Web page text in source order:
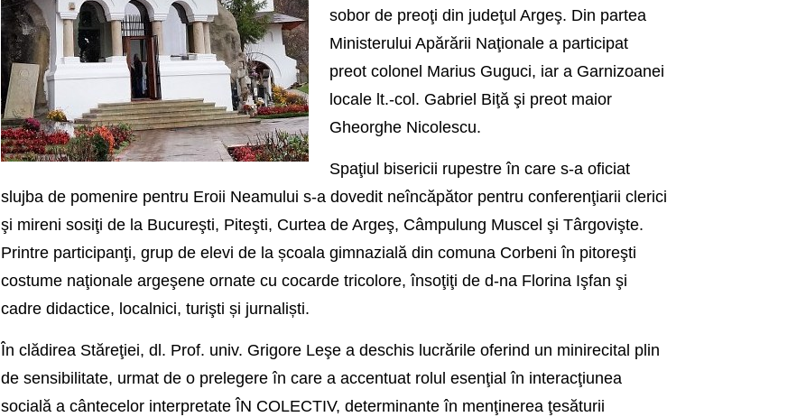
sobor de preoţi din judeţul Argeş. Din partea
Ministerului Apărării Naţionale a participat
preot colonel Marius Guguci, iar a Garnizoanei
locale lt.-col. Gabriel Biţă şi preot maior
Gheorghe Nicolescu.
Spaţiul bisericii rupestre în care s-a oficiat
slujba de pomenire pentru Eroii Neamului s-a dovedit neîncăpător pentru conferenţiarii clerici
şi mireni sosiţi de la Bucureşti, Piteşti, Curtea de Argeş, Câmpulung Muscel şi Târgovişte.
Printre participanţi, grup de elevi de la școala gimnazială din comuna Corbeni în pitoreşti
costume naţionale argeşene ornate cu cocarde tricolore, însoţiţi de d-na Florina Işfan şi
cadre didactice, localnici, turişti și jurnaliști.
În clădirea Stăreţiei, dl. Prof. univ. Grigore Leşe a deschis lucrările oferind un minirecital plin
de sensibilitate, urmat de o prelegere în care a accentuat rolul esenţial în interacţiunea
socială a cântecelor interpretate ÎN COLECTIV, determinante în menţinerea ţesăturii